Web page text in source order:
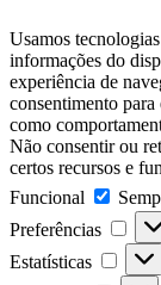
Usamos
informações do
experiência de
consentimento para
como
Não consentir ou
certos recursos e
Funcional
Preferências
Estatísticas